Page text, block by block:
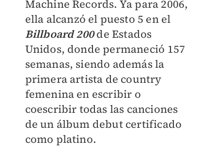
Machine Records. Ya para 2006,
ella alcanzó el puesto 5 en el
Billboard 200de Estados
Unidos, donde permaneció 157
semanas, siendo además la
primera artista de country
femenina en escribir o
coescribir todas las canciones
de un álbum debut certificado
como platino.